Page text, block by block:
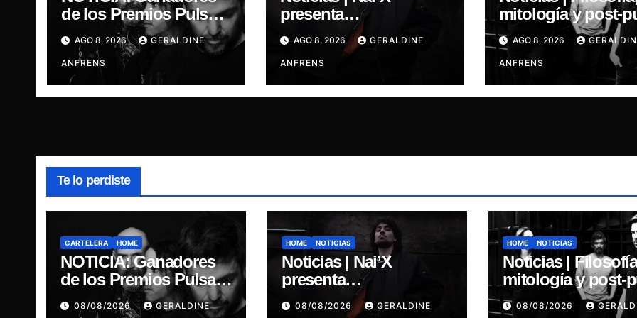
de los Premios Pulsar,
Engrupid Pipol
presentan show
exclusivo.
AGO 8, 2026 GERALDINE
ANFRENS
presenta
“DIMENSIONAL
GODS.
AGO 8, 2026 GERALDINE
ANFRENS
mitología y post-
ALGARRABIA
presenta “Cantos
Sirena”
AGO 8, 2026
ANFRENS
Te lo perdiste
CARTELERA HOME
NOTICIA: Ganadores
de los Premios Pulsar,
Engrupid Pipol
08/08/2026 GERALDINE
HOME NOTICIAS
Noticias | Nai’X
presenta
“DIMENSIONAL
08/08/2026 GERALDINE
HOME NOTICIAS
Noticias |
mitología y post-
ALGARRABIA
08/08/2026